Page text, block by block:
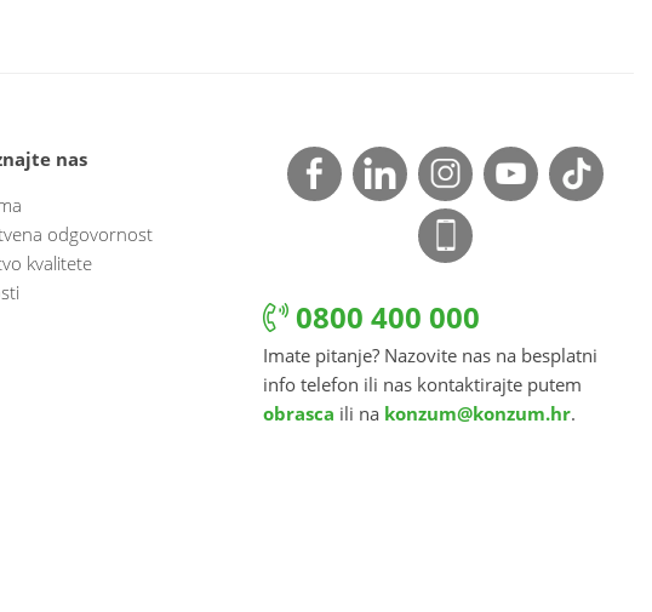
nas
odgovornost
kvalitete
0800 400 000
Imate pitanje? Nazovite nas na besplatni
info telefon ili nas kontaktirajte putem
obrasca ili na konzum@konzum.hr.